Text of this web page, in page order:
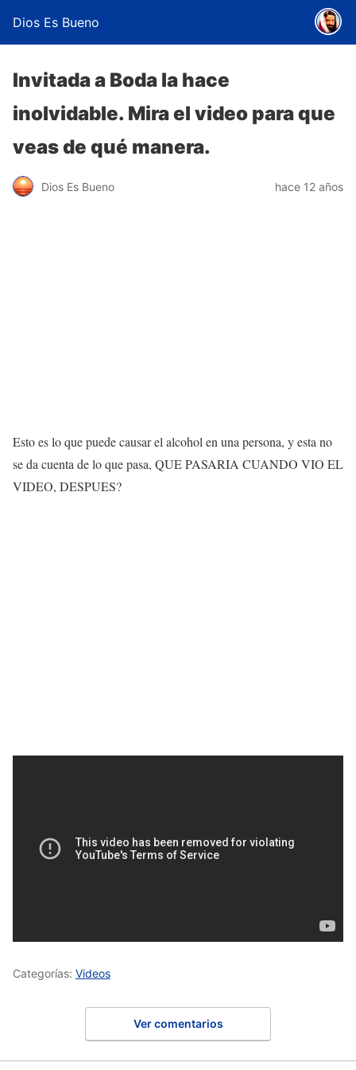
Dios Es Bueno
Invitada a Boda la hace
inolvidable. Mira el video para que
veas de qué manera.
Dios Es Bueno hace 12 años
Esto es lo que puede causar el alcohol en una persona, y esta no
se da cuenta de lo que pasa, QUE PASARIA CUANDO VIO EL
VIDEO, DESPUES?
Categorías: Videos
Ver comentarios